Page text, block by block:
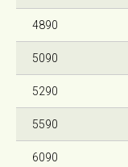
4890
5090
5290
5590
6090